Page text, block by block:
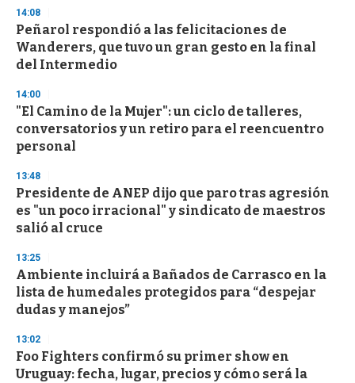
14:08
Peñarol respondió a las felicitaciones de
Wanderers, que tuvo un gran gesto en la final
del Intermedio
14:00
"El Camino de la Mujer": un ciclo de talleres,
conversatorios y un retiro para el reencuentro
personal
13:48
Presidente de ANEP dijo que paro tras agresión
es "un poco irracional" y sindicato de maestros
salió al cruce
13:25
Ambiente incluirá a Bañados de Carrasco en la
lista de humedales protegidos para “despejar
dudas y manejos”
13:02
Foo Fighters confirmó su primer show en
Uruguay: fecha, lugar, precios y cómo será la